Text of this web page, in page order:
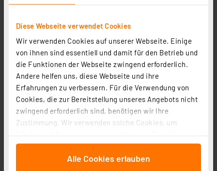
Diese Webseite verwendet Cookies
Wir verwenden Cookies auf unserer Webseite. Einige
von ihnen sind essentiell und damit für den Betrieb und
die Funktionen der Webseite zwingend erforderlich.
Andere helfen uns, diese Webseite und ihre
Erfahrungen zu verbessern. Für die Verwendung von
Cookies, die zur Bereitstellung unseres Angebots nicht
zwingend erforderlich sind, benötigen wir Ihre
Zustimmung. Wir verwenden solche Cookies, um
für soziale Medien anbieten zu können und die Zugriffe
auf unsere Website zu analysieren. Außerdem geben
Alle Cookies erlauben
Vanish Solar-Maulwurfvertreiber MVT-2, Schallimpuls,
max. 700 m² Wirkungsbereich, Solarbetrieb, IP65
Artikel-Nr. 252722
(5)
7.16 CHF
Informationen zu Versandkosten